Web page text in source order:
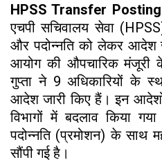
HPSS Transfer
एचपी सचिवालय सेवा
और पदोन्नति को लेकर आदेश
आयोग की औपचारिक मंजूरी
गुप्ता ने 9 अधिकारियों के
आदेश जारी किए हैं। इन
विभागों में बदलाव किया
पदोन्नति (प्रमोशन) के साथ
सौंपी गई है।